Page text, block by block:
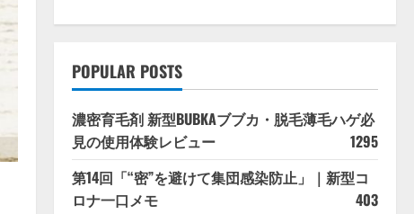
POPULAR POSTS
濃密育毛剤 新型BUBKAブブカ・脱毛薄毛ハゲ必
見の使用体験レビュー
1295
第14回「“密”を避けて集団感染防止」｜新型コ
ロナ一口メモ
403